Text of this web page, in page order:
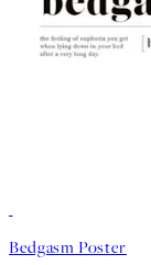
Bedgasm Poster